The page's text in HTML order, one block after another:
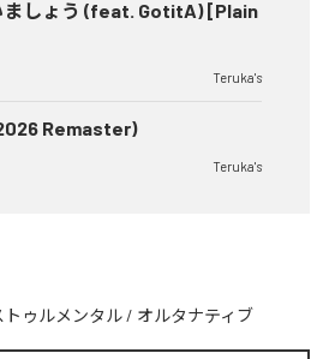
ましょう (feat. GotitA) [Plain
Teruka's
Remaster)
Teruka's
トゥルメンタル / オルタナティブ